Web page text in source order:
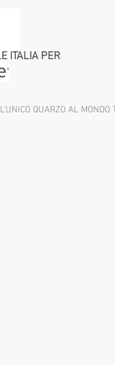
ITALIA PER
QUARZO AL MONDO